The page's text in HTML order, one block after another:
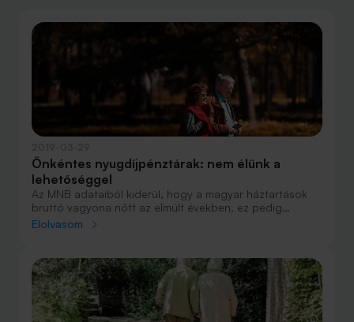
Önkéntes nyugdíjpénztárak: nem élünk a
lehetőséggel
Az MNB adataiból kiderül, hogy a magyar háztartások
bruttó vagyona nőtt az elmúlt években, ez pedig
hatással van a pénzügyi szektorra is. Az eredményeket a
befektetési alapkezelők eredményei mellett részletesen
tárgyalja az önkéntes nyugdíjpénztárak alakulását is.
Megnéztük, hogyan áll a magyar lakosság a nyugdíjcélú
megtakarítások terén, és hogy milyen eredményekkel
zárták a nyugdíjpénztárak az elmúlt időszakot.
Elolvasom